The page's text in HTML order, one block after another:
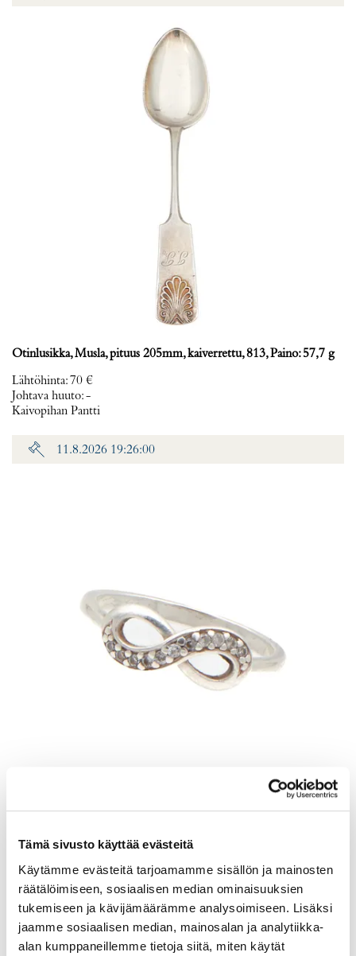
Tämä sivusto käyttää evästeitä
Käytämme evästeitä tarjoamamme sisällön ja mainosten
räätälöimiseen, sosiaalisen median ominaisuuksien
tukemiseen ja kävijämäärämme analysoimiseen. Lisäksi
jaamme sosiaalisen median, mainosalan ja analytiikka-
alan kumppaneillemme tietoja siitä, miten käytät
Otinlusikka, Musla, pituus 205mm, kaiverrettu, 813, Paino: 57,7 g
Lähtöhinta:70 €
Johtava huuto:-
Kaivopihan Pantti
11.8.2026 19:26:00
Kivisormus, koko 18¾, 925br, Paino: 2,9 g
Tarjous: 14 €
(6)
honeybee
Kaivopihan Pantti
11.8.2026 19:32:00